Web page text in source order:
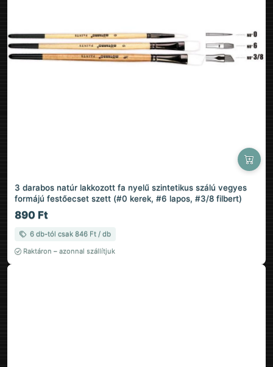
3 darabos natúr lakkozott fa nyelű szintetikus szálú vegyes
formájú festőecset szett (#0 kerek, #6 lapos, #3/8 filbert)
890 Ft
6 db-tól csak 846 Ft / db
Raktáron – azonnal szállítjuk